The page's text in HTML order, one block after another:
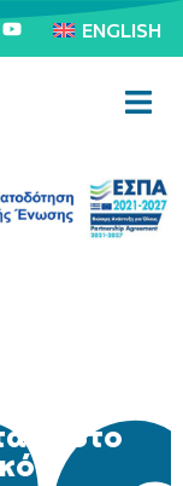
ENGLISH
στο